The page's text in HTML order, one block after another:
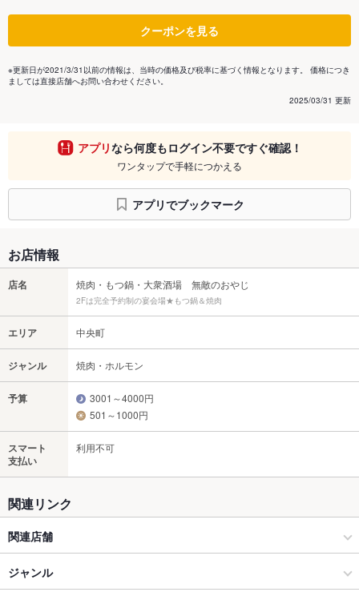
クーポンを見る
※更新日が2021/3/31以前の情報は、当時の価格及び税率に基づく情報となります。 価格につき
ましては直接店舗へお問い合わせください。
2025/03/31 更新
アプリなら何度もログイン不要ですぐ確認！
ワンタップで手軽につかえる
アプリでブックマーク
お店情報
店名 焼肉・もつ鍋・大衆酒場 無敵のおやじ
2Fは完全予約制の宴会場★もつ鍋＆焼肉
エリア 中央町
ジャンル 焼肉・ホルモン
予算
3001～4000円
501～1000円
スマート
支払い
利用不可
関連リンク
関連店舗
だるま製麺所
ジャンル